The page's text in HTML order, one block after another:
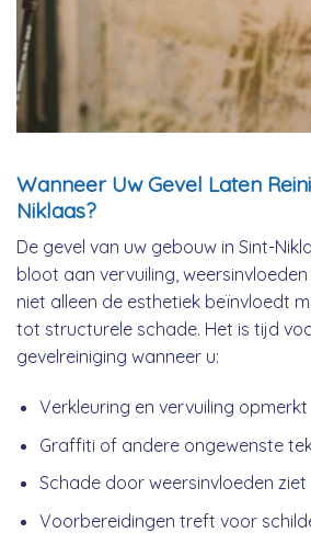
Wanneer Uw Gevel Laten
Niklaas?
De gevel van uw gebouw in Sint-
bloot aan vervuiling,
niet alleen de esthetiek beïnvloedt
tot structurele schade. Het is tijd
gevelreiniging wanneer u:
Verkleuring en vervuiling opmerkt
Graffiti of andere ongewenste
Schade door weersinvloeden ziet
Voorbereidingen treft voor